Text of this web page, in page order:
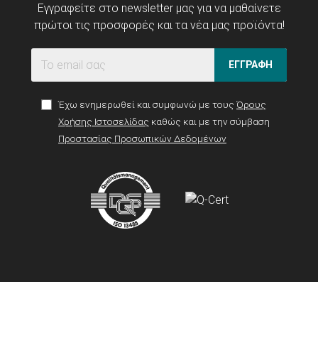
Εγγραφείτε στο newsletter μας για να μαθαίνετε
πρώτοι τις προσφορές και τα νέα μας προϊόντα!
ΕΓΓΡΑΦΗ
Έχω ενημερωθεί και συμφωνώ με τους Όρους
Χρήσης Ιστοσελίδας καθώς και με την σύμβαση
Προστασίας Προσωπικών Δεδομένων